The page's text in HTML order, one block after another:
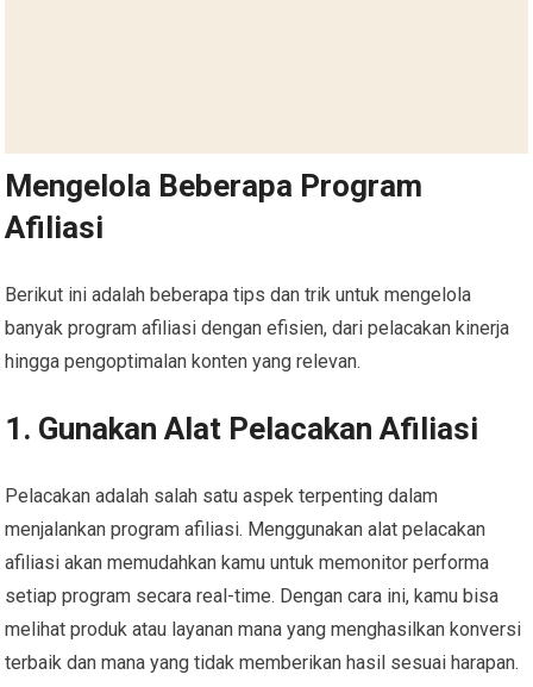
Mengelola Beberapa Program
Afiliasi
Berikut ini adalah beberapa tips dan trik untuk mengelola
banyak program afiliasi dengan efisien, dari pelacakan kinerja
hingga pengoptimalan konten yang relevan.
1. Gunakan Alat Pelacakan Afiliasi
Pelacakan adalah salah satu aspek terpenting dalam
menjalankan program afiliasi. Menggunakan alat pelacakan
afiliasi akan memudahkan kamu untuk memonitor performa
setiap program secara real-time. Dengan cara ini, kamu bisa
melihat produk atau layanan mana yang menghasilkan konversi
terbaik dan mana yang tidak memberikan hasil sesuai harapan.